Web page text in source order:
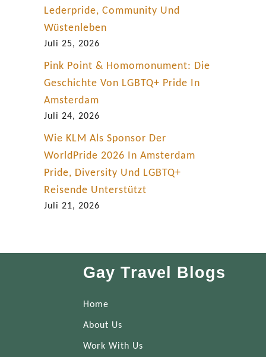
Lederpride, Community Und
Wüstenleben
Juli 25, 2026
Pink Point & Homomonument: Die
Geschichte Von LGBTQ+ Pride In
Amsterdam
Juli 24, 2026
Wie KLM Als Sponsor Der
WorldPride 2026 In Amsterdam
Pride, Diversity Und LGBTQ+
Reisende Unterstützt
Juli 21, 2026
Gay Travel Blogs
Home
About Us
Work With Us